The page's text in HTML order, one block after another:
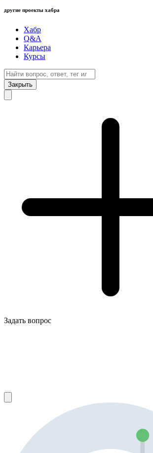
другие проекты хабра
Хабр
Q&A
Карьера
Курсы
Закрыть
Задать вопрос